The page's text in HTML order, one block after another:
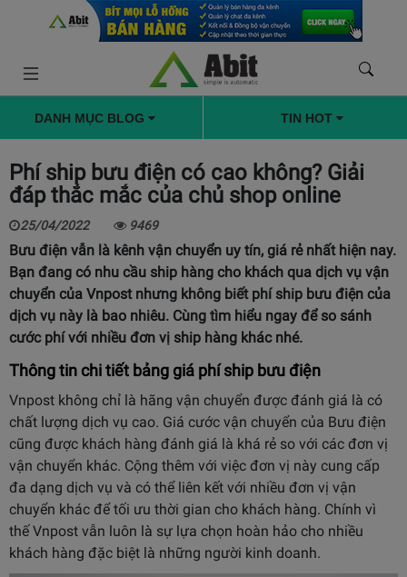
DANH MỤC BLOG TIN HOT
Phí ship bưu điện có cao không? Giải
đáp thắc mắc của chủ shop online
25/04/2022 9469
Bưu điện vẫn là kênh vận chuyển uy tín, giá rẻ nhất hiện nay.
Bạn đang có nhu cầu ship hàng cho khách qua dịch vụ vận
chuyển của Vnpost nhưng không biết phí ship bưu điện của
dịch vụ này là bao nhiêu. Cùng tìm hiểu ngay để so sánh
cước phí với nhiều đơn vị ship hàng khác nhé.
Thông tin chi tiết bảng giá phí ship bưu điện
Vnpost không chỉ là hãng vận chuyển được đánh giá là có
chất lượng dịch vụ cao. Giá cước vận chuyển của Bưu điện
cũng được khách hàng đánh giá là khá rẻ so với các đơn vị
vận chuyển khác. Cộng thêm với việc đơn vị này cung cấp
đa dạng dịch vụ và có thể liên kết với nhiều đơn vị vận
chuyển khác để tối ưu thời gian cho khách hàng. Chính vì
thế Vnpost vẫn luôn là sự lựa chọn hoàn hảo cho nhiều
khách hàng đặc biệt là những người kinh doanh.